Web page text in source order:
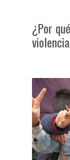
¿Por